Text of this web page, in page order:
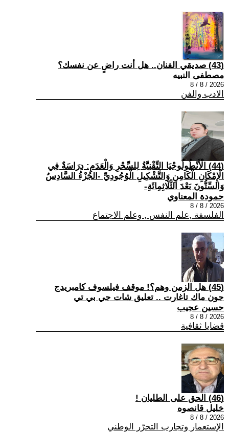
(43) صديقي الفنان.. هل أنت راضٍ عن نفسك؟
مصطفى النبيه
2026 / 8 / 8
الادب والفن
(44) الْأَنْطُولُوجْيَا التِّقْنِيَّةُ لِلسِّحْرِ وَالْعَدَمِ: دِرَاسَةٌ فِي
الْإِمْكَانِ الْكَامِنِ وَالتَّشْكِيلِ الْوُجُودِيِّ -الجُزْءُ السَّادِسُ
وَالسِّتُّونَ بَعْدَ الثَّلَاثِمِائَةِ-
حمودة المعناوي
2026 / 8 / 8
الفلسفة ,علم النفس , وعلم الاجتماع
(45) هل الزمن وهم؟! موقف فيلسوف كامبريدج
جون ماك تاغارت .. تعليق شات جي بي تي
حسين عجيب
2026 / 8 / 8
قضايا ثقافية
(46) الحق على الطليان !
خليل قانصوه
2026 / 8 / 8
الإستعمار وتجارب التحرّر الوطني